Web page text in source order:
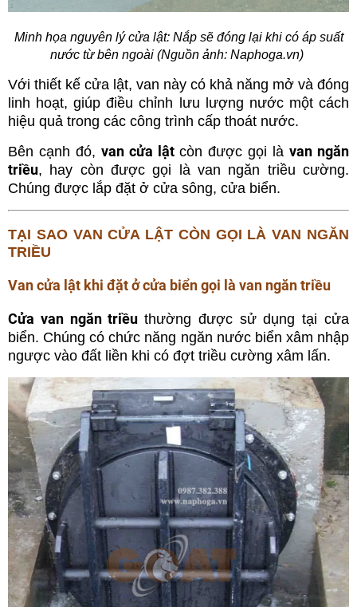
Minh họa nguyên lý cửa lật: Nắp sẽ đóng lại khi có áp suất
nước từ bên ngoài (Nguồn ảnh: Naphoga.vn)
Với thiết kế cửa lật, van này có khả năng mở và đóng
linh hoạt, giúp điều chỉnh lưu lượng nước một cách
hiệu quả trong các công trình cấp thoát nước.
Bên cạnh đó, van cửa lật còn được gọi là van ngăn
triều, hay còn được gọi là van ngăn triều cường.
Chúng được lắp đặt ở cửa sông, cửa biển.
TẠI SAO VAN CỬA LẬT CÒN GỌI LÀ VAN NGĂN
TRIỀU
Van cửa lật khi đặt ở cửa biển gọi là van ngăn triều
Cửa van ngăn triềuthường được sử dụng tại cửa
biển. Chúng có chức năng ngăn nước biển xâm nhập
ngược vào đất liền khi có đợt triều cường xâm lấn.